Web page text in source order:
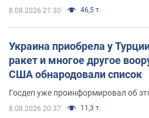
8.08.2026 21:30 46,5 т.
Украина приобрела у
ракет и многое другое
США обнародовали список
Госдеп уже проинформировал об
8.08.2026 20:37 11,3 т.